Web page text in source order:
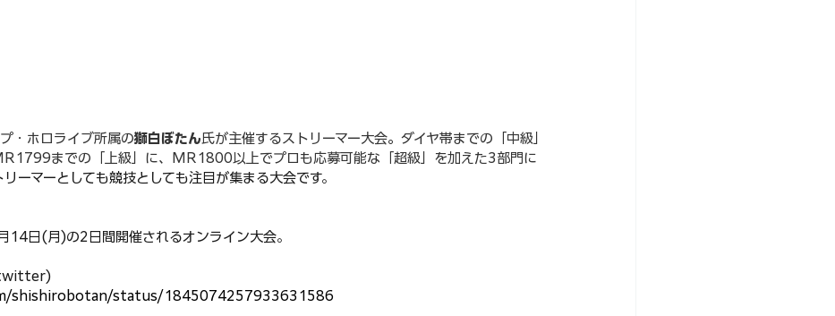
・ホロライブ所属の獅白ぼたん 氏が主催するストリーマー大会。 ダイヤ帯までの「 中級
までの「
上級 」に、MR1800以上でプロも応募可能な「 超級 」を加えた3部門に
リーマーとしても競技としても注目が集まる大会です。
日(月)の2日間開催されるオンライン大会。
twitter)
shishirobotan/status/1845074257933631586